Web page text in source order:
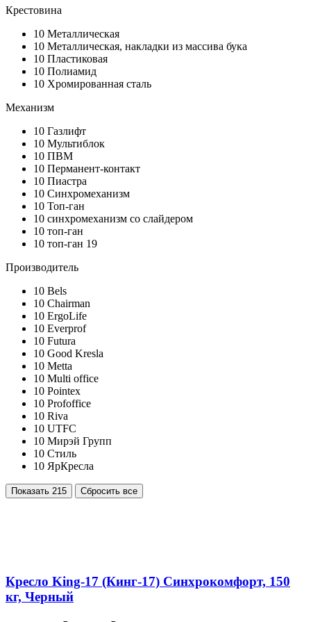
Крестовина
10 Металлическая
10 Металлическая, накладки из массива бука
10 Пластиковая
10 Полиамид
10 Хромированная сталь
Механизм
10 Газлифт
10 Мультиблок
10 ПВМ
10 Перманент-контакт
10 Пиастра
10 Синхромеханизм
10 Топ-ган
10 синхромеханизм со слайдером
10 топ-ган
10 топ-ган 19
Производитель
10 Bels
10 Chairman
10 ErgoLife
10 Everprof
10 Futura
10 Good Kresla
10 Metta
10 Multi office
10 Pointex
10 Profoffice
10 Riva
10 UTFC
10 Мирэй Групп
10 Стиль
10 ЯрКресла
Показать 215 Сбросить все
Кресло King-17 (Кинг-17) Синхрокомфорт, 150
кг, Черный